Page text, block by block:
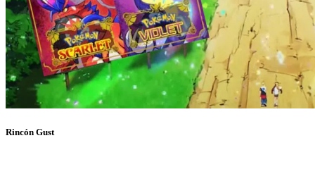
Rincón Gust